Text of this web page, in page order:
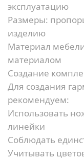
эксплуатацию
Размеры:
изделию
Материал
материалом
Создание
Для создания
рекомендуем:
Использовать
линейки
Соблюдать
Учитывать